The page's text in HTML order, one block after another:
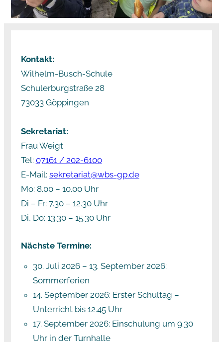
Kontakt:
Wilhelm-Busch-Schule
Schulerburgstraße 28
73033 Göppingen
Sekretariat:
Frau Weigt
Tel: 07161 / 202-6100
E-Mail: sekretariat@wbs-gp.de
Mo: 8.00 – 10.00 Uhr
Di – Fr: 7.30 – 12.30 Uhr
Di, Do: 13.30 – 15.30 Uhr
Nächste Termine:
30. Juli 2026 – 13. September 2026:
Sommerferien
14. September 2026: Erster Schultag –
Unterricht bis 12.45 Uhr
17. September 2026: Einschulung um 9.30
Uhr in der Turnhalle